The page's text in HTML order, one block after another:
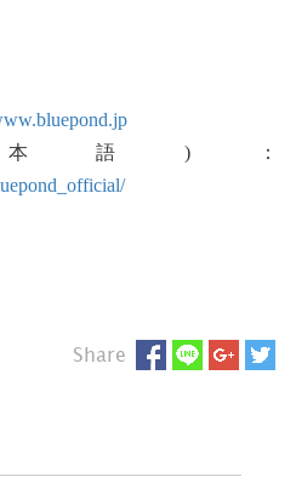
日本語)：
Share